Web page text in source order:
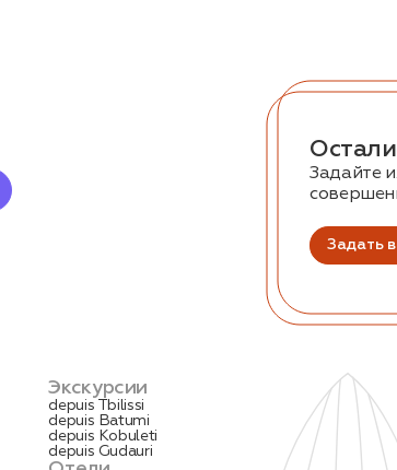
Задайте
Задать
Экскурсии
depuis Tbilissi
depuis Batumi
depuis Kobuleti
depuis Gudauri